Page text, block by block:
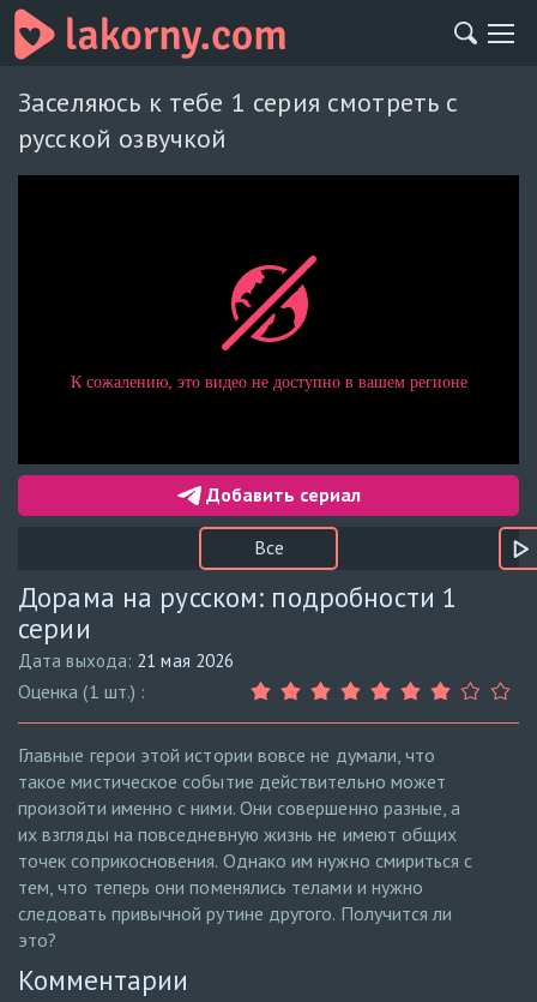
Заселяюсь к тебе 1 серия смотреть с
русской озвучкой
Добавить сериал
Все
Дорама на русском: подробности 1
серии
Дата выхода: 21 мая 2026
Оценка (1 шт.) :
Главные герои этой истории вовсе не думали, что
такое мистическое событие действительно может
произойти именно с ними. Они совершенно разные, а
их взгляды на повседневную жизнь не имеют общих
точек соприкосновения. Однако им нужно смириться с
тем, что теперь они поменялись телами и нужно
следовать привычной рутине другого. Получится ли
это?
Комментарии